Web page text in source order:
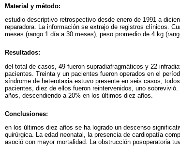
Material y método:
estudio descriptivo retrospectivo desde enero de 1991 a
reparadora. La información se extrajo de registros clínicos.
meses (rango 1 día a 30 meses), peso promedio de 4 kg
Resultados:
del total de casos, 49 fueron supradiafragmáticos y 22
pacientes. Treinta y un pacientes fueron operados en el
síndrome de heterotaxia estuvo presente en seis casos,
pacientes, diez de ellos fueron reintervenidos, uno
años, descendiendo a 20% en los últimos diez años.
Conclusiones:
en los últimos diez años se ha logrado un descenso
quirúrgica. La edad neonatal, la presencia de cardiopatía
asoció con mayor mortalidad. La obstrucción posoperatoria